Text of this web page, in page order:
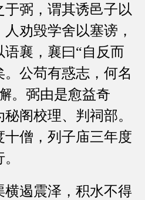
弼，谓其诱邑子以
劝毁学舍以塞谤，
襄，襄曰“自反而
公苟有惑志，何名
。弼由是愈益奇
阁校理、判祠部。
僧，列子庙三年度
遏震泽，积水不得